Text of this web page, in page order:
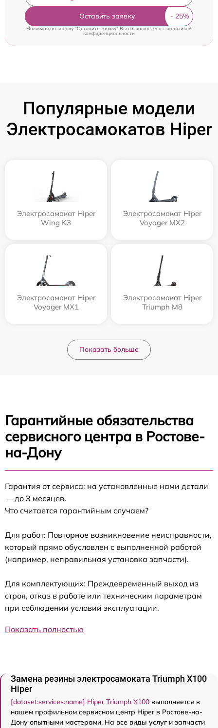
Оставить заявку
Нажимая на кнопку "Оставить заявку" Вы соглашаетесь cполитикой
конфиденциальности
Популярные модели
Электросамокатов Hiper
Электросамокат Hiper
Wing K3
Электросамокат Hiper
Voyager MX2
Электросамокат Hiper
Voyager MX1
Электросамокат Hiper
Triumph M8
Показать больше
Гарантийные обязательства
сервисного центра в Ростове-
на-Дону
Гарантия от сервиса: на установленные нами детали
— до 3 месяцев.
Что считается гарантийным случаем?
Для работ: Повторное возникновение неисправности,
который прямо обусловлен с выполненной работой
(например, неправильная установка запчасти).
Для комплектующих: Преждевременный выход из
строя, отказ в работе или техническим параметрам
при соблюдении условий эксплуатации.
Показать полностью
Замена резины электросамоката Triumph X100
Hiper
[dataset:services:name] Hiper Triumph X100 выполняется в
нашем профильном сервисном центр Hiper в Ростове-на-
Дону опытными мастерами. На все виды услуг и запчасти